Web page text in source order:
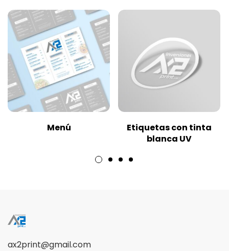
Menú
Etiquetas con tinta
blanca UV
ax2print@gmail.com